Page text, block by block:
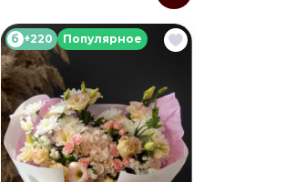
б +220 Популярное